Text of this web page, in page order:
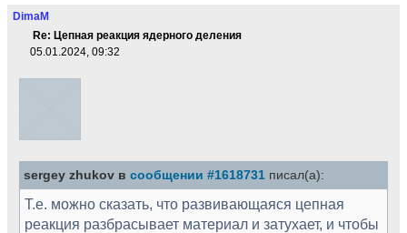
DimaM
Re: Цепная реакция ядерного деления
05.01.2024, 09:32
sergey zhukov в сообщении #1618731 писал(а):
Т.е. можно сказать, что развивающаяся цепная
реакция разбрасывает материал и затухает, и чтобы